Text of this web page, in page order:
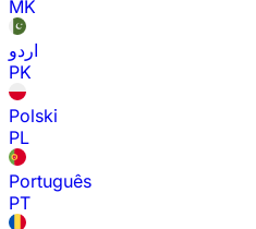
MK
اردو
PK
Polski
PL
Português
PT